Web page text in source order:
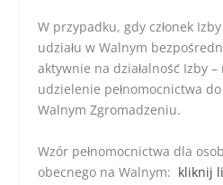
W przypadku, gdy członek
udziału w Walnym
aktywnie na działalność Izby
udzielenie pełnomocnictwa
Walnym Zgromadzeniu.
Wzór pełnomocnictwa dla
obecnego na Walnym: kliknij